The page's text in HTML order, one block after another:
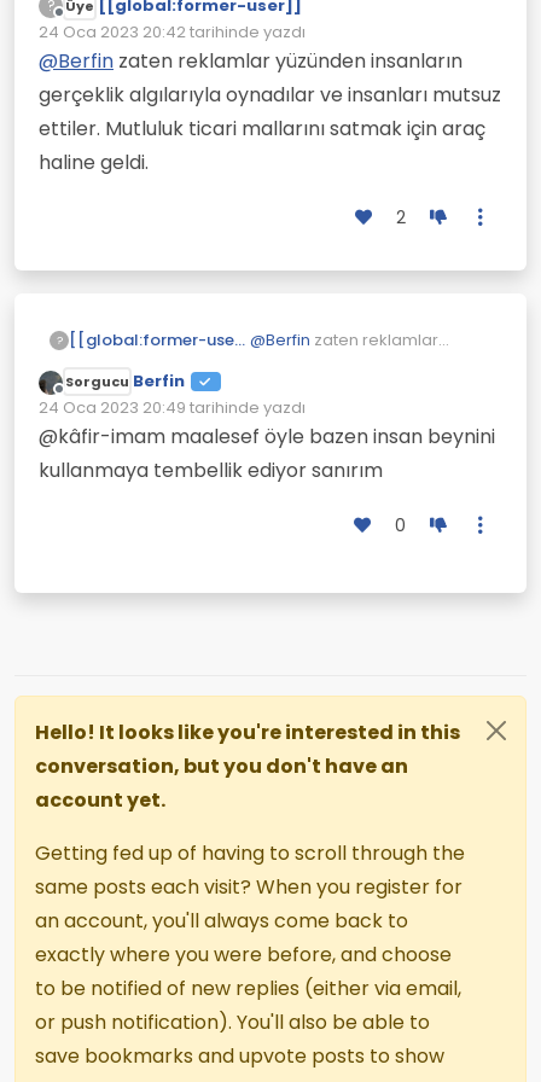
?
Çevrimdışı
Üye [[global:former-user]]
24 Oca 2023 20:42tarihinde yazdı
Son düzenleyen:
@Berfin zaten reklamlar yüzünden insanların
gerçeklik algılarıyla oynadılar ve insanları mutsuz
ettiler. Mutluluk ticari mallarını satmak için araç
haline geldi.
2
? [[global:former-user]] @Berfin zaten reklamlar
insanları mutsuz ettiler.
Mutluluk ticari mallarını satmak
için araç haline geldi.
Çevrimdışı
Sorgucu Berfin
24 Oca 2023 20:49 tarihinde yazdı
Son düzenleyen:
@kâfir-imam maalesef öyle bazen insan beynini
kullanmaya tembellik ediyor sanırım
0
Hello! It looks like you're interested in this
conversation, but you don't have an
account yet.
Getting fed up of having to scroll through the
same posts each visit? When you register for
an account, you'll always come back to
exactly where you were before, and choose
to be notified of new replies (either via email,
or push notification). You'll also be able to
save bookmarks and upvote posts to show